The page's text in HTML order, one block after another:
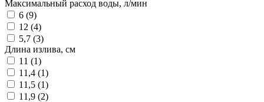
Максимальный расход воды, л/мин
6 (9)
12 (4)
5,7 (3)
Длина излива, см
11 (1)
11,4 (1)
11,5 (1)
11,9 (2)